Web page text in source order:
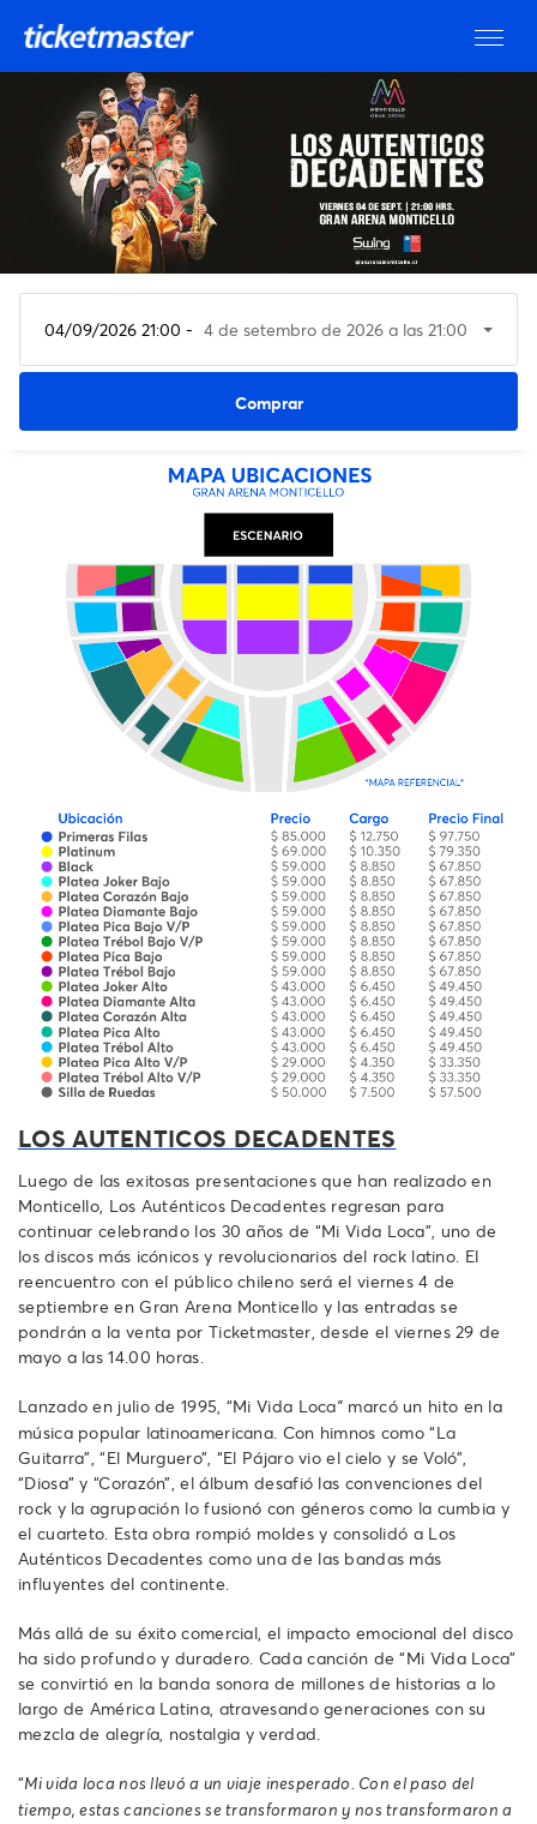
04/09/2026 21:00 - 4 de setembro de 2026 a las 21:00
Ver entradas
LOS AUTENTICOS DECADENTES
Luego de las exitosas presentaciones que han realizado en
Monticello, Los Auténticos Decadentes regresan para
continuar celebrando los 30 años de “Mi Vida Loca”, uno de
los discos más icónicos y revolucionarios del rock latino. El
reencuentro con el público chileno será el viernes 4 de
septiembre en Gran Arena Monticello y las entradas se
pondrán a la venta por Ticketmaster, desde el viernes 29 de
mayo a las 14.00 horas.
Lanzado en julio de 1995, “Mi Vida Loca” marcó un hito en la
música popular latinoamericana. Con himnos como “La
Guitarra”, “El Murguero”, “El Pájaro vio el cielo y se Voló”,
“Diosa” y “Corazón”, el álbum desafió las convenciones del
rock y la agrupación lo fusionó con géneros como la cumbia y
el cuarteto. Esta obra rompió moldes y consolidó a Los
Auténticos Decadentes como una de las bandas más
influyentes del continente.
Más allá de su éxito comercial, el impacto emocional del disco
ha sido profundo y duradero. Cada canción de “Mi Vida Loca”
se convirtió en la banda sonora de millones de historias a lo
largo de América Latina, atravesando generaciones con su
mezcla de alegría, nostalgia y verdad.
“Mi vida loca nos llevó a un viaje inesperado. Con el paso del
tiempo, estas canciones se transformaron y nos transformaron a